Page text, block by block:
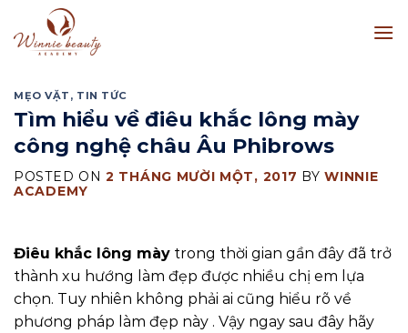
to
content
MẸO VẶT , TIN TỨC
Tìm hiểu về điêu khắc lông mày
công nghệ châu Âu Phibrows
POSTED ON 2 THÁNG MƯỜI MỘT, 2017 BYWINNIE
ACADEMY
Điêu khắc lông mày trong thời gian gần đây đã trở
thành xu hướng làm đẹp được nhiều chị em lựa
chọn. Tuy nhiên không phải ai cũng hiểu rõ về
phương pháp làm đẹp này . Vậy ngay sau đây hãy